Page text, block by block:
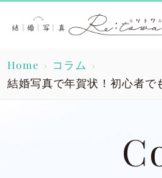
トップ
Top
洋装スタジオ
Home
コラム
結婚写真で年賀状！初心者